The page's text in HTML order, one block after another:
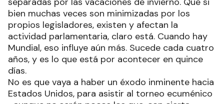
bien muchas veces son minimizadas por los
propios legisladores, existen y afectan la
actividad parlamentaria, claro está. Cuando hay
Mundial, eso influye aún más. Sucede cada cuatro
años, y es lo que está por acontecer en quince
días.
No es que vaya a haber un éxodo inminente hacia
Estados Unidos, para asistir al torneo ecuménico